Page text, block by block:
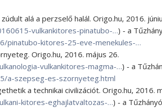
alá a perzselő halál. Origo.hu, 2016.
vulkankitores-pinatubo-…) - a
pinatubo-kitores-25-eve-menekules-…
Origo.hu, 2016. május 26.
vulkankitores-magma-…) - a
a-szepseg-es-szornyeteg.html
a technikai civilizációt. Origo.hu, 2016.
kitores-eghajlatvaltozas-…) - a